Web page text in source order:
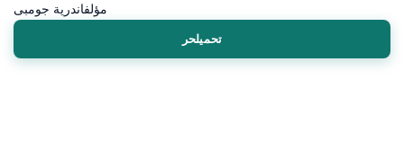
مؤلفاندرية جومبى
تحميلحر